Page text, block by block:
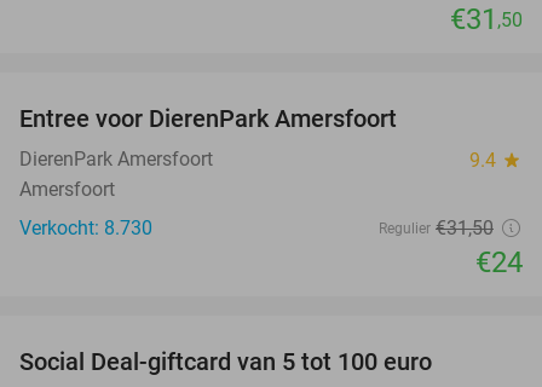
€31 ,50
Entree voor DierenPark Amersfoort
DierenPark Amersfoort 9.4 star
Amersfoort
Verkocht: 8.730
Regulier €31,50
€24
Social Deal-giftcard van 5 tot 100 euro